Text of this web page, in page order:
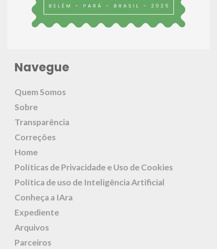
Navegue
Quem Somos
Sobre
Transparência
Correções
Home
Políticas de Privacidade e Uso de Cookies
Política de uso de Inteligência Artificial
Conheça a IAra
Expediente
Arquivos
Parceiros